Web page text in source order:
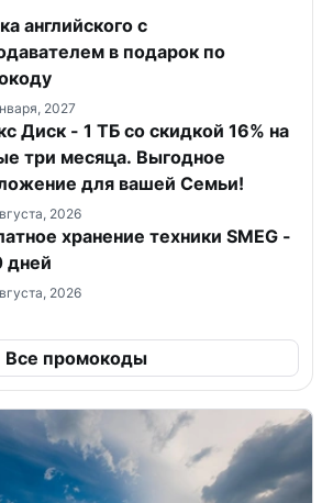
английского с
в подарок по
2027
Диск - 1 ТБ со скидкой 16% на
три месяца. Выгодное
для вашей Семьи!
2026
хранение техники SMEG -
дней
2026
Все промокоды